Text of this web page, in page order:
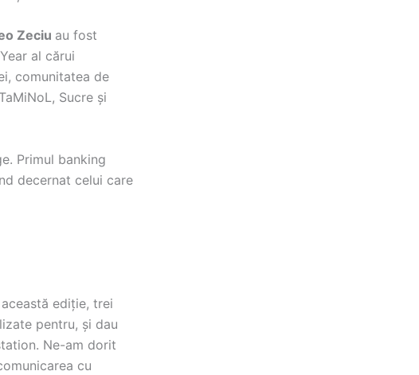
Zeciu au fost
al cărui
comunitatea de
Sucre și
Primul banking
decernat celui care
ediție, trei
pentru, și dau
Ne-am dorit
cu